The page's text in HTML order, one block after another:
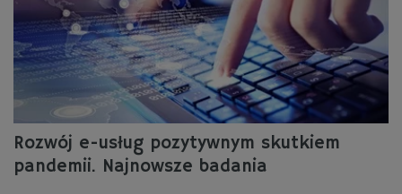
Rozwój e-usług pozytywnym skutkiem
pandemii. Najnowsze badania